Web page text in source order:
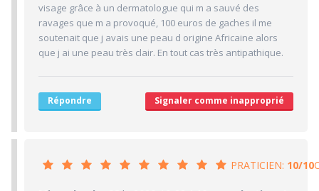
CABINET/LOCAUX 5/10
5/10 Desserte par les transports en commun
5/10 Stationnements alentours
visage grâce à un dermatologue qui m a sauvé des
ravages que m a provoqué, 100 euros de gaches il me
soutenait que j avais une peau d origine Africaine alors
que j ai une peau très clair. En tout cas très antipathique.
Répondre Signaler comme inapproprié
PRATICIEN: 10/10